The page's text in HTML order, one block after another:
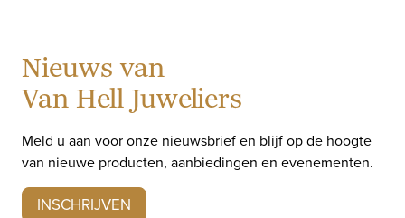
Nieuws van
Van Hell Juweliers
Meld u aan voor onze nieuwsbrief en blijf op de hoogte
van nieuwe producten, aanbiedingen en evenementen.
INSCHRIJVEN